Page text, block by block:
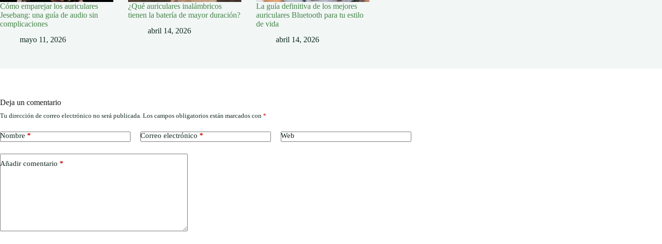
Cómo emparejar los auriculares
Jesebang: una guía de audio sin
complicaciones
mayo 11, 2026
¿Qué auriculares inalámbricos
tienen la batería de mayor duración?
abril 14, 2026
La guía definitiva de los mejores
auriculares Bluetooth para tu estilo
de vida
abril 14, 2026
Deja un comentario
Tu dirección de correo electrónico no será publicada. Los campos obligatorios están marcados con *
Nombre * Correo electrónico * Web
Añadir comentario *